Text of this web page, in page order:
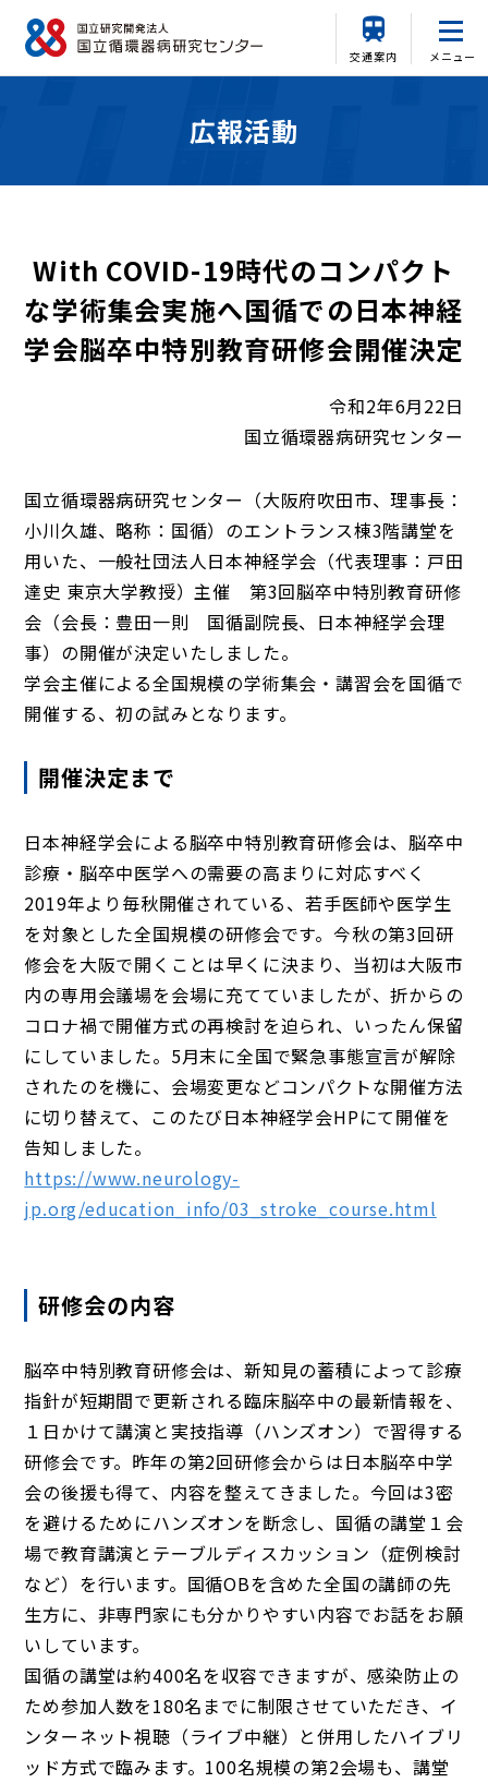
交通案内 メニュー
広報活動
With COVID-19時代のコンパクト
な学術集会実施へ国循での日本神経
学会脳卒中特別教育研修会開催決定
令和2年6月22日
国立循環器病研究センター
国立循環器病研究センター（大阪府吹田市、理事長：
小川久雄、略称：国循）のエントランス棟3階講堂を
用いた、一般社団法人日本神経学会（代表理事：戸田
達史 東京大学教授）主催 第3回脳卒中特別教育研修
会（会長：豊田一則 国循副院長、日本神経学会理
事）の開催が決定いたしました。
学会主催による全国規模の学術集会・講習会を国循で
開催する、初の試みとなります。
開催決定まで
日本神経学会による脳卒中特別教育研修会は、脳卒中
診療・脳卒中医学への需要の高まりに対応すべく
2019年より毎秋開催されている、若手医師や医学生
を対象とした全国規模の研修会です。今秋の第3回研
修会を大阪で開くことは早くに決まり、当初は大阪市
内の専用会議場を会場に充てていましたが、折からの
コロナ禍で開催方式の再検討を迫られ、いったん保留
にしていました。5月末に全国で緊急事態宣言が解除
されたのを機に、会場変更などコンパクトな開催方法
に切り替えて、このたび日本神経学会HPにて開催を
告知しました。
https://www.neurology-
jp.org/education_info/03_stroke_course.html
研修会の内容
脳卒中特別教育研修会は、新知見の蓄積によって診療
指針が短期間で更新される臨床脳卒中の最新情報を、
１日かけて講演と実技指導（ハンズオン）で習得する
研修会です。昨年の第2回研修会からは日本脳卒中学
会の後援も得て、内容を整えてきました。今回は3密
を避けるためにハンズオンを断念し、国循の講堂１会
場で教育講演とテーブルディスカッション（症例検討
など）を行います。国循OBを含めた全国の講師の先
生方に、非専門家にも分かりやすい内容でお話をお願
いしています。
国循の講堂は約400名を収容できますが、感染防止の
ため参加人数を180名までに制限させていただき、イ
ンターネット視聴（ライブ中継）と併用したハイブリ
ッド方式で臨みます。100名規模の第2会場も、講堂